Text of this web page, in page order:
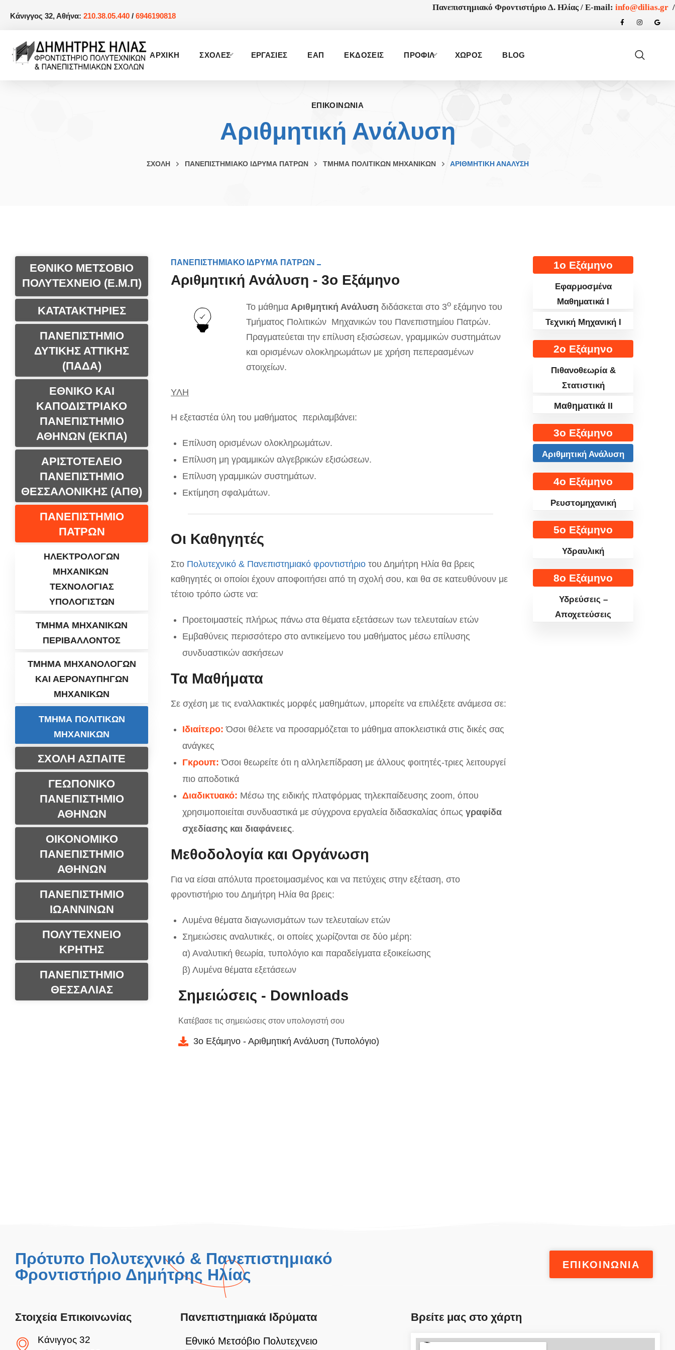
Κάνιγγος 32, Αθήνα: 210.38.05.440 / 6946190818
Πανεπιστημιακό Φροντιστήριο Δ. Ηλίας / E-mail: info@dilias.gr/
AΡΧΙΚΗ ΣΧΟΛΕΣ ΕΡΓΑΣΙΕΣ ΕΑΠ ΕΚΔΟΣΕΙΣ ΠΡΟΦΙΛ ΧΩΡΟΣ BLOG
ΕΠΙΚΟΙΝΩΝΙΑ
Αριθμητική Ανάλυση
ΣΧΟΛΗ ΠΑΝΕΠΙΣΤΗΜΙΑΚΟ ΙΔΡΥΜΑ ΠΑΤΡΩΝ ΤΜΗΜΑ ΠΟΛΙΤΙΚΩΝ ΜΗΧΑΝΙΚΩΝ ΑΡΙΘΜΗΤΙΚΉ ΑΝΆΛΥΣΗ
ΕΘΝΙΚΟ ΜΕΤΣΟΒΙΟ
ΠΟΛΥΤΕΧΝΕΙΟ (Ε.Μ.Π)
ΚΑΤΑΤΑΚΤΗΡΙΕΣ
ΠΑΝΕΠΙΣΤΗΜΙΟ
ΔΥΤΙΚΗΣ ΑΤΤΙΚΗΣ
(ΠΑΔΑ)
ΕΘΝΙΚΟ ΚΑΙ
ΚΑΠΟΔΙΣΤΡΙΑΚΟ
ΠΑΝΕΠΙΣΤΗΜΙΟ
ΑΘΗΝΩΝ (ΕΚΠΑ)
ΑΡΙΣΤΟΤΕΛΕΙΟ
ΠΑΝΕΠΙΣΤΗΜΙΟ
ΘΕΣΣΑΛΟΝΙΚΗΣ (ΑΠΘ)
ΠΑΝΕΠΙΣΤΗΜΙΟ
ΠΑΤΡΩΝ
ΗΛΕΚΤΡΟΛΟΓΩΝ
ΜΗΧΑΝΙΚΩΝ
ΤΕΧΝΟΛΟΓΙΑΣ
ΥΠΟΛΟΓΙΣΤΩΝ
ΤΜΗΜΑ ΜΗΧΑΝΙΚΩΝ
ΠΕΡΙΒΑΛΛΟΝΤΟΣ
ΤΜΗΜΑ ΜΗΧΑΝΟΛΟΓΩΝ
ΚΑΙ ΑΕΡΟΝΑΥΠΗΓΩΝ
ΜΗΧΑΝΙΚΩΝ
ΤΜΗΜΑ ΠΟΛΙΤΙΚΩΝ
ΜΗΧΑΝΙΚΩΝ
ΣΧΟΛΗ ΑΣΠΑΙΤΕ
ΓΕΩΠΟΝΙΚΟ
ΠΑΝΕΠΙΣΤΗΜΙΟ
ΑΘΗΝΩΝ
ΟΙΚΟΝΟΜΙΚΟ
ΠΑΝΕΠΙΣΤΗΜΙΟ
ΑΘΗΝΩΝ
ΠΑΝΕΠΙΣΤΗΜΙΟ
ΙΩΑΝΝΙΝΩΝ
ΠΟΛΥΤΕΧΝΕΙΟ
ΚΡΗΤΗΣ
ΠΑΝΕΠΙΣΤΗΜΙΟ
ΘΕΣΣΑΛΙΑΣ
ΠΑΝΕΠΙΣΤΗΜΙΑΚΟ ΙΔΡΥΜΑ ΠΑΤΡΩΝ
Αριθμητική Ανάλυση - 3ο Εξάμηνο
Το μάθημαΑριθμητική Ανάλυσηδιδάσκεται στο 3ο εξάμηνο του
Τμήματος Πολιτικών Μηχανικών του Πανεπιστημίου Πατρών.
Πραγματεύεται την επίλυση εξισώσεων, γραμμικών συστημάτων
και ορισμένων ολοκληρωμάτων με χρήση πεπερασμένων
στοιχείων.
ΥΛΗ
Η εξεταστέα ύλη του μαθήματος περιλαμβάνει:
Επίλυση ορισμένων ολοκληρωμάτων.
Επίλυση μη γραμμικών αλγεβρικών εξισώσεων.
Επίλυση γραμμικών συστημάτων.
Εκτίμηση σφαλμάτων.
Οι Καθηγητές
Στο Πολυτεχνικό & Πανεπιστημιακό φροντιστήριο του Δημήτρη Ηλία θα βρεις
καθηγητές οι οποίοι έχουν αποφοιτήσει από τη σχολή σου, και θα σε κατευθύνουν με
τέτοιο τρόπο ώστε να:
Προετοιμαστείς πλήρως πάνω στα θέματα εξετάσεων των τελευταίων ετών
Εμβαθύνεις περισσότερο στο αντικείμενο του μαθήματος μέσω επίλυσης
συνδυαστικών ασκήσεων
Τα Μαθήματα
Σε σχέση με τις εναλλακτικές μορφές μαθημάτων, μπορείτε να επιλέξετε ανάμεσα σε:
Ιδιαίτερο: Όσοι θέλετε να προσαρμόζεται το μάθημα αποκλειστικά στις δικές σας
ανάγκες
Γκρουπ: Όσοι θεωρείτε ότι η αλληλεπίδραση με άλλους φοιτητές-τριες λειτουργεί
πιο αποδοτικά
Διαδικτυακό: Μέσω της ειδικής πλατφόρμας τηλεκπαίδευσης zoom, όπου
χρησιμοποιείται συνδυαστικά με σύγχρονα εργαλεία διδασκαλίας όπωςγραφίδα
σχεδίασης και διαφάνειες.
Μεθοδολογία και Οργάνωση
Για να είσαι απόλυτα προετοιμασμένος και να πετύχεις στην εξέταση, στο
φροντιστήριο του Δημήτρη Ηλία θα βρεις:
Λυμένα θέματα διαγωνισμάτων των τελευταίων ετών
Σημειώσεις αναλυτικές, οι οποίες χωρίζονται σε δύο μέρη:
α) Αναλυτική θεωρία, τυπολόγιο και παραδείγματα εξοικείωσης
β) Λυμένα θέματα εξετάσεων
Σημειώσεις - Downloads
Κατέβασε τις σημειώσεις στον υπολογιστή σου
3ο Εξάμηνο - Αριθμητική Ανάλυση (Τυπολόγιο)
1ο Εξάμηνο
Εφαρμοσμένα
Μαθηματικά I
Τεχνική Μηχανική I
2ο Εξάμηνο
Πιθανοθεωρία &
Στατιστική
Μαθηματικά II
3ο Εξάμηνο
Αριθμητική Ανάλυση
4ο Εξάμηνο
Ρευστομηχανική
5ο Εξάμηνο
Υδραυλική
8ο Εξάμηνο
Υδρεύσεις –
Αποχετεύσεις
Πρότυπο Πολυτεχνικό & Πανεπιστημιακό
Φροντιστήριο Δημήτρης Ηλίας
ΕΠΙΚΟΙΝΩΝΙΑ
Στοιχεία Επικοινωνίας
Κάνιγγος 32
Πανεπιστημιακά Ιδρύματα
Εθνικό Μετσόβιο Πολυτεχνειο
Βρείτε μας στο χάρτη